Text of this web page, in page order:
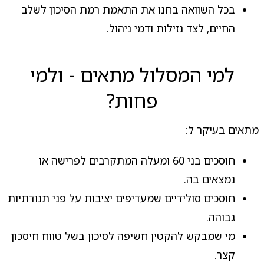
בכל השוואה בחנו את התאמת רמת הסיכון לשלב
החיים, לצד נזילות ודמי ניהול.
למי המסלול מתאים - ולמי
פחות?
מתאים בעיקר ל:
חוסכים בני 60 ומעלה המתקרבים לפרישה או
נמצאים בה.
חוסכים סולידיים שמעדיפים יציבות על פני תנודתיות
גבוהה.
מי שמבקש להקטין חשיפה לסיכון בשל טווח חיסכון
קצר.